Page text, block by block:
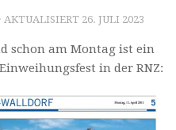
· AKTUALISIERT 26. JULI 2023
schon am Montag ist ein
in der RNZ: